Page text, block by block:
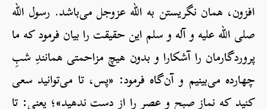
افزون، همان نگریستن به الله عزوجل می‌باشد. رسول الله
صلی الله علیه و آله و سلم این حقیقت را بیان فرمود که ما
پروردگارمان را آشکارا و بدون هیچ مزاحمتی همانندِ شبِ
چهارده می‌بینیم و آن‌گاه فرمود: «پس، تا می‌توانید سعی
کنید که نماز صبح و عصر را از دست ندهید»؛ یعنی: تا